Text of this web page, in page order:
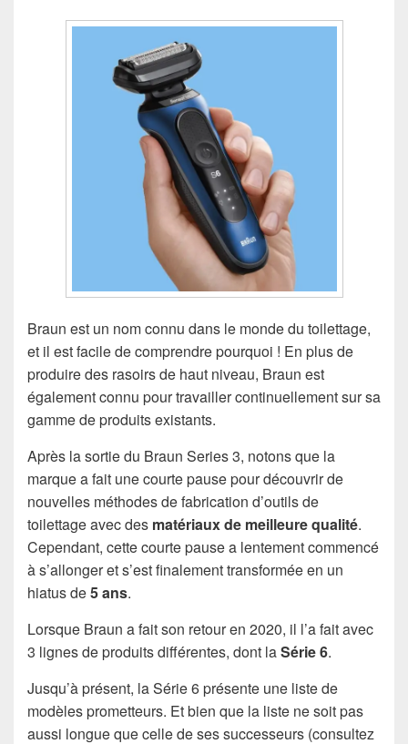
Braun est un nom connu dans le monde du toilettage,
et il est facile de comprendre pourquoi ! En plus de
produire des rasoirs de haut niveau, Braun est
également connu pour travailler continuellement sur sa
gamme de produits existants.
Après la sortie du Braun Series 3, notons que la
marque a fait une courte pause pour découvrir de
nouvelles méthodes de fabrication d’outils de
toilettage avec des matériaux de meilleure qualité.
Cependant, cette courte pause a lentement commencé
à s’allonger et s’est finalement transformée en un
hiatus de5 ans.
Lorsque Braun a fait son retour en 2020, il l’a fait avec
3 lignes de produits différentes, dont laSérie 6.
Jusqu’à présent, la Série 6 présente une liste de
modèles prometteurs. Et bien que la liste ne soit pas
aussi longue que celle de ses successeurs (consultez